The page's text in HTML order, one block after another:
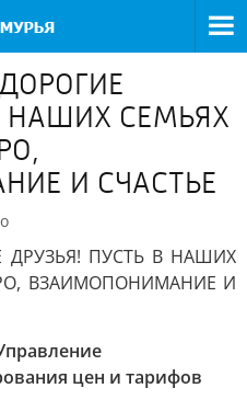
НАШИХ СЕМЬЯХ
И СЧАСТЬЕ
ПУСТЬ В НАШИХ
ВЗАИМОПОНИМАНИЕ И
цен и тарифов